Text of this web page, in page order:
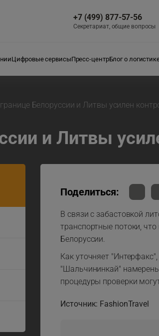
+7 (499) 877-57-56
Секретариат, общие вопросы
Цифровые сервисыПресс-центрБлог о
Белоруссии и Литвы усилен
и Литвы
Поделиться:
В связи с забастовкой
транспортные потоки,
Белоруссии.
Как уточняет
"Шальчининкай"
процедуры проверки
Источник: FashionTravel